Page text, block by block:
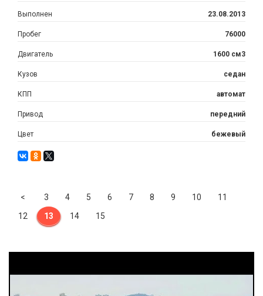
Выполнен 23.08.2013
Пробег 76000
Двигатель 1600 см3
Кузов седан
КПП автомат
Привод передний
Цвет бежевый
< Previous
3 4 5 6 7 8 9 10
11
12
13 14 15